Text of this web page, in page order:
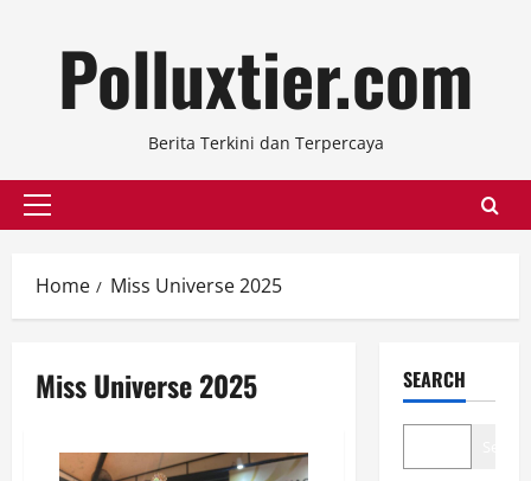
Polluxtier.com
Berita Terkini dan Terpercaya
Primary
Home Miss Universe 2025
Miss Universe 2025 SEARCH